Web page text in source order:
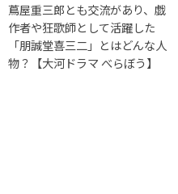
蔦屋重三郎とも交流があり、戯
作者や狂歌師として活躍した
「朋誠堂喜三二」とはどんな人
物？【大河ドラマ べらぼう】